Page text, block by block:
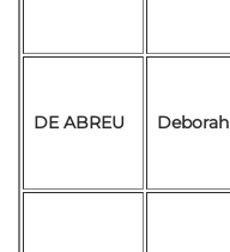
DE ABREU Deborah